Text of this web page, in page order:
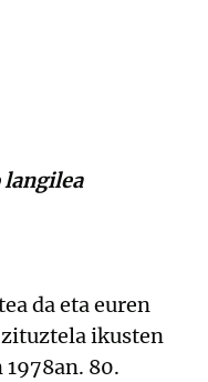
langilea
da eta euren
ikusten
80.